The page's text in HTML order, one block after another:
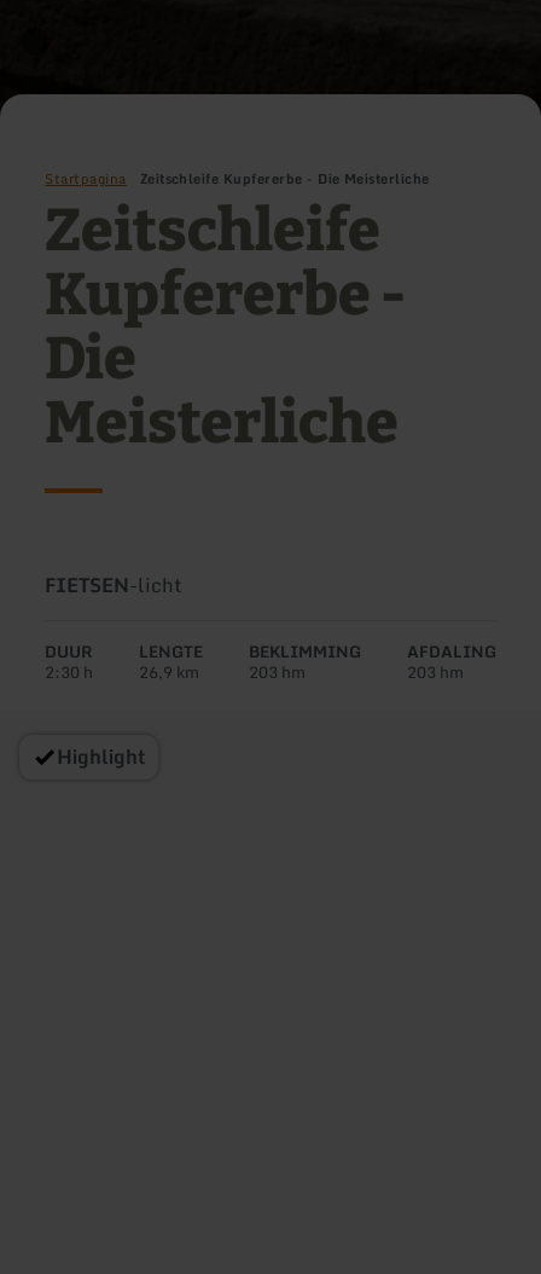
Startpagina Zeitschleife Kupfererbe - Die Meisterliche
Zeitschleife
Kupfererbe -
Die
Meisterliche
Soort
FIETSEN-Moeilijkheidsgraad:
licht
DUUR
2:30 h
LENGTE
26,9 km
BEKLIMMING
203 hm
AFDALING
203 hm
Highlight